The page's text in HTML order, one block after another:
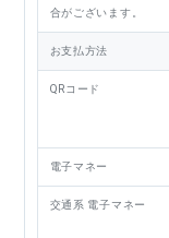
合がございます。
お支払方法
QRコード
電子マネー
交通系 電子マネー